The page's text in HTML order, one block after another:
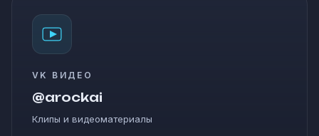
VK ВИДЕО
@arockai
Клипы и видеоматериалы